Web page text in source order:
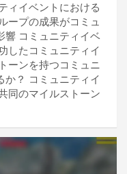
ィイベントにおける
ープの成果がコミュ
響 コミュニティイベ
したコミュニティイ
ーンを持つコミュニ
か？ コミュニティイ
同のマイルストーン